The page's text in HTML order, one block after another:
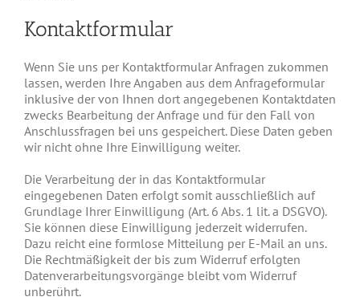
Kontaktformular
Wenn Sie uns per Kontaktformular Anfragen zukommen
lassen, werden Ihre Angaben aus dem Anfrageformular
inklusive der von Ihnen dort angegebenen Kontaktdaten
zwecks Bearbeitung der Anfrage und für den Fall von
Anschlussfragen bei uns gespeichert. Diese Daten geben
wir nicht ohne Ihre Einwilligung weiter.
Die Verarbeitung der in das Kontaktformular
eingegebenen Daten erfolgt somit ausschließlich auf
Grundlage Ihrer Einwilligung (Art. 6 Abs. 1 lit. a DSGVO).
Sie können diese Einwilligung jederzeit widerrufen.
Dazu reicht eine formlose Mitteilung per E-Mail an uns.
Die Rechtmäßigkeit der bis zum Widerruf erfolgten
Datenverarbeitungsvorgänge bleibt vom Widerruf
unberührt.